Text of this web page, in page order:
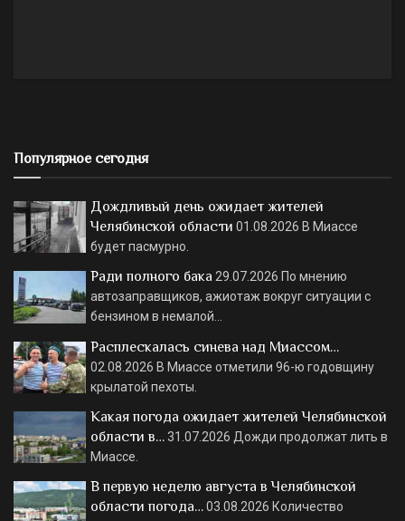
Популярное сегодня
Дождливый день ожидает жителей
Челябинской области 01.08.2026 В Миассе
будет пасмурно.
Ради полного бака 29.07.2026 По мнению
автозаправщиков, ажиотаж вокруг ситуации с
бензином в немалой…
Расплескалась синева над Миассом…
02.08.2026 В Миассе отметили 96-ю годовщину
крылатой пехоты.
Какая погода ожидает жителей Челябинской
области в…31.07.2026 Дожди продолжат лить в
Миассе.
В первую неделю августа в Челябинской
области погода…03.08.2026 Количество